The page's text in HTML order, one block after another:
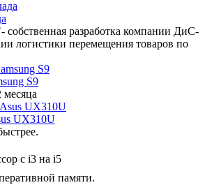
разработка компании ДиС-
логистики перемещения товаров по
S9
месяца
UX310U
с i3 на i5
памяти.